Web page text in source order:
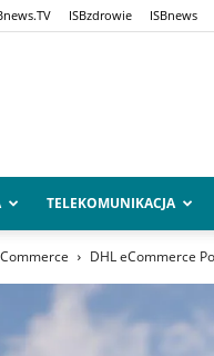
ISBzdrowie ISBnews
TELEKOMUNIKACJA
DHL eCommerce